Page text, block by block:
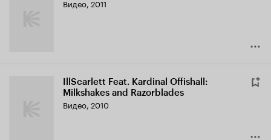
Видео, 2011
IllScarlett Feat. Kardinal Offishall:
Milkshakes and Razorblades
Видео, 2010